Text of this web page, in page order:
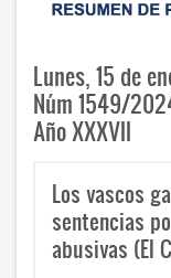
Lunes, 15 de
Núm 1549/
Año XXXVII
Los vascos
sentencias
abusivas (El